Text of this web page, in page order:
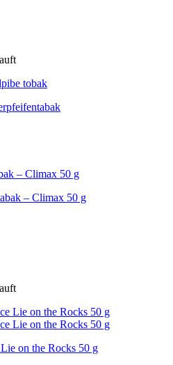
– Climax 50 g
on the Rocks 50 g